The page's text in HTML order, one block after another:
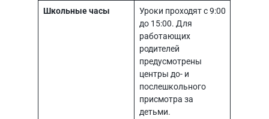
Школьные часы
Уроки проходят с 9:00
до 15:00. Для
работающих
родителей
предусмотрены
центры до- и
послешкольного
присмотра за
детьми.